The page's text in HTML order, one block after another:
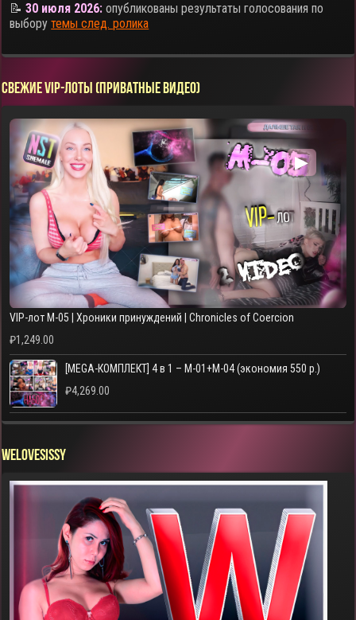
📝30 июля 2026: опубликованы результаты голосования по
выборутемы след. ролика
СВЕЖИЕ VIP-ЛОТЫ (ПРИВАТНЫЕ ВИДЕО)
▶
VIP-лот M-05 | Хроники принуждений | Chronicles of Coercion
₽1,249.00
[MEGA-КОМПЛЕКТ] 4 в 1 – M-01+M-04 (экономия 550 р.)
₽4,269.00
WELOVESISSY